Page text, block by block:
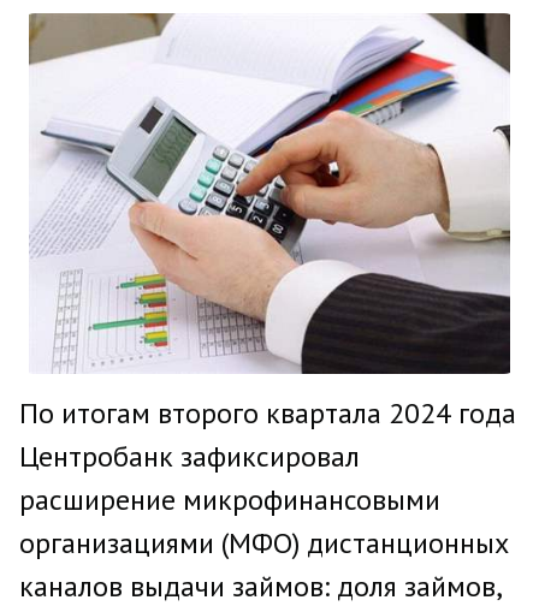
По итогам второго квартала 2024 года
Центробанк зафиксировал
расширение микрофинансовыми
организациями (МФО) дистанционных
каналов выдачи займов: доля займов,